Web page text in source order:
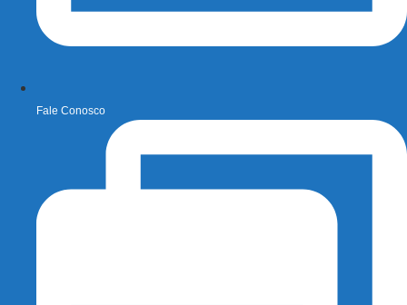
Fale Conosco